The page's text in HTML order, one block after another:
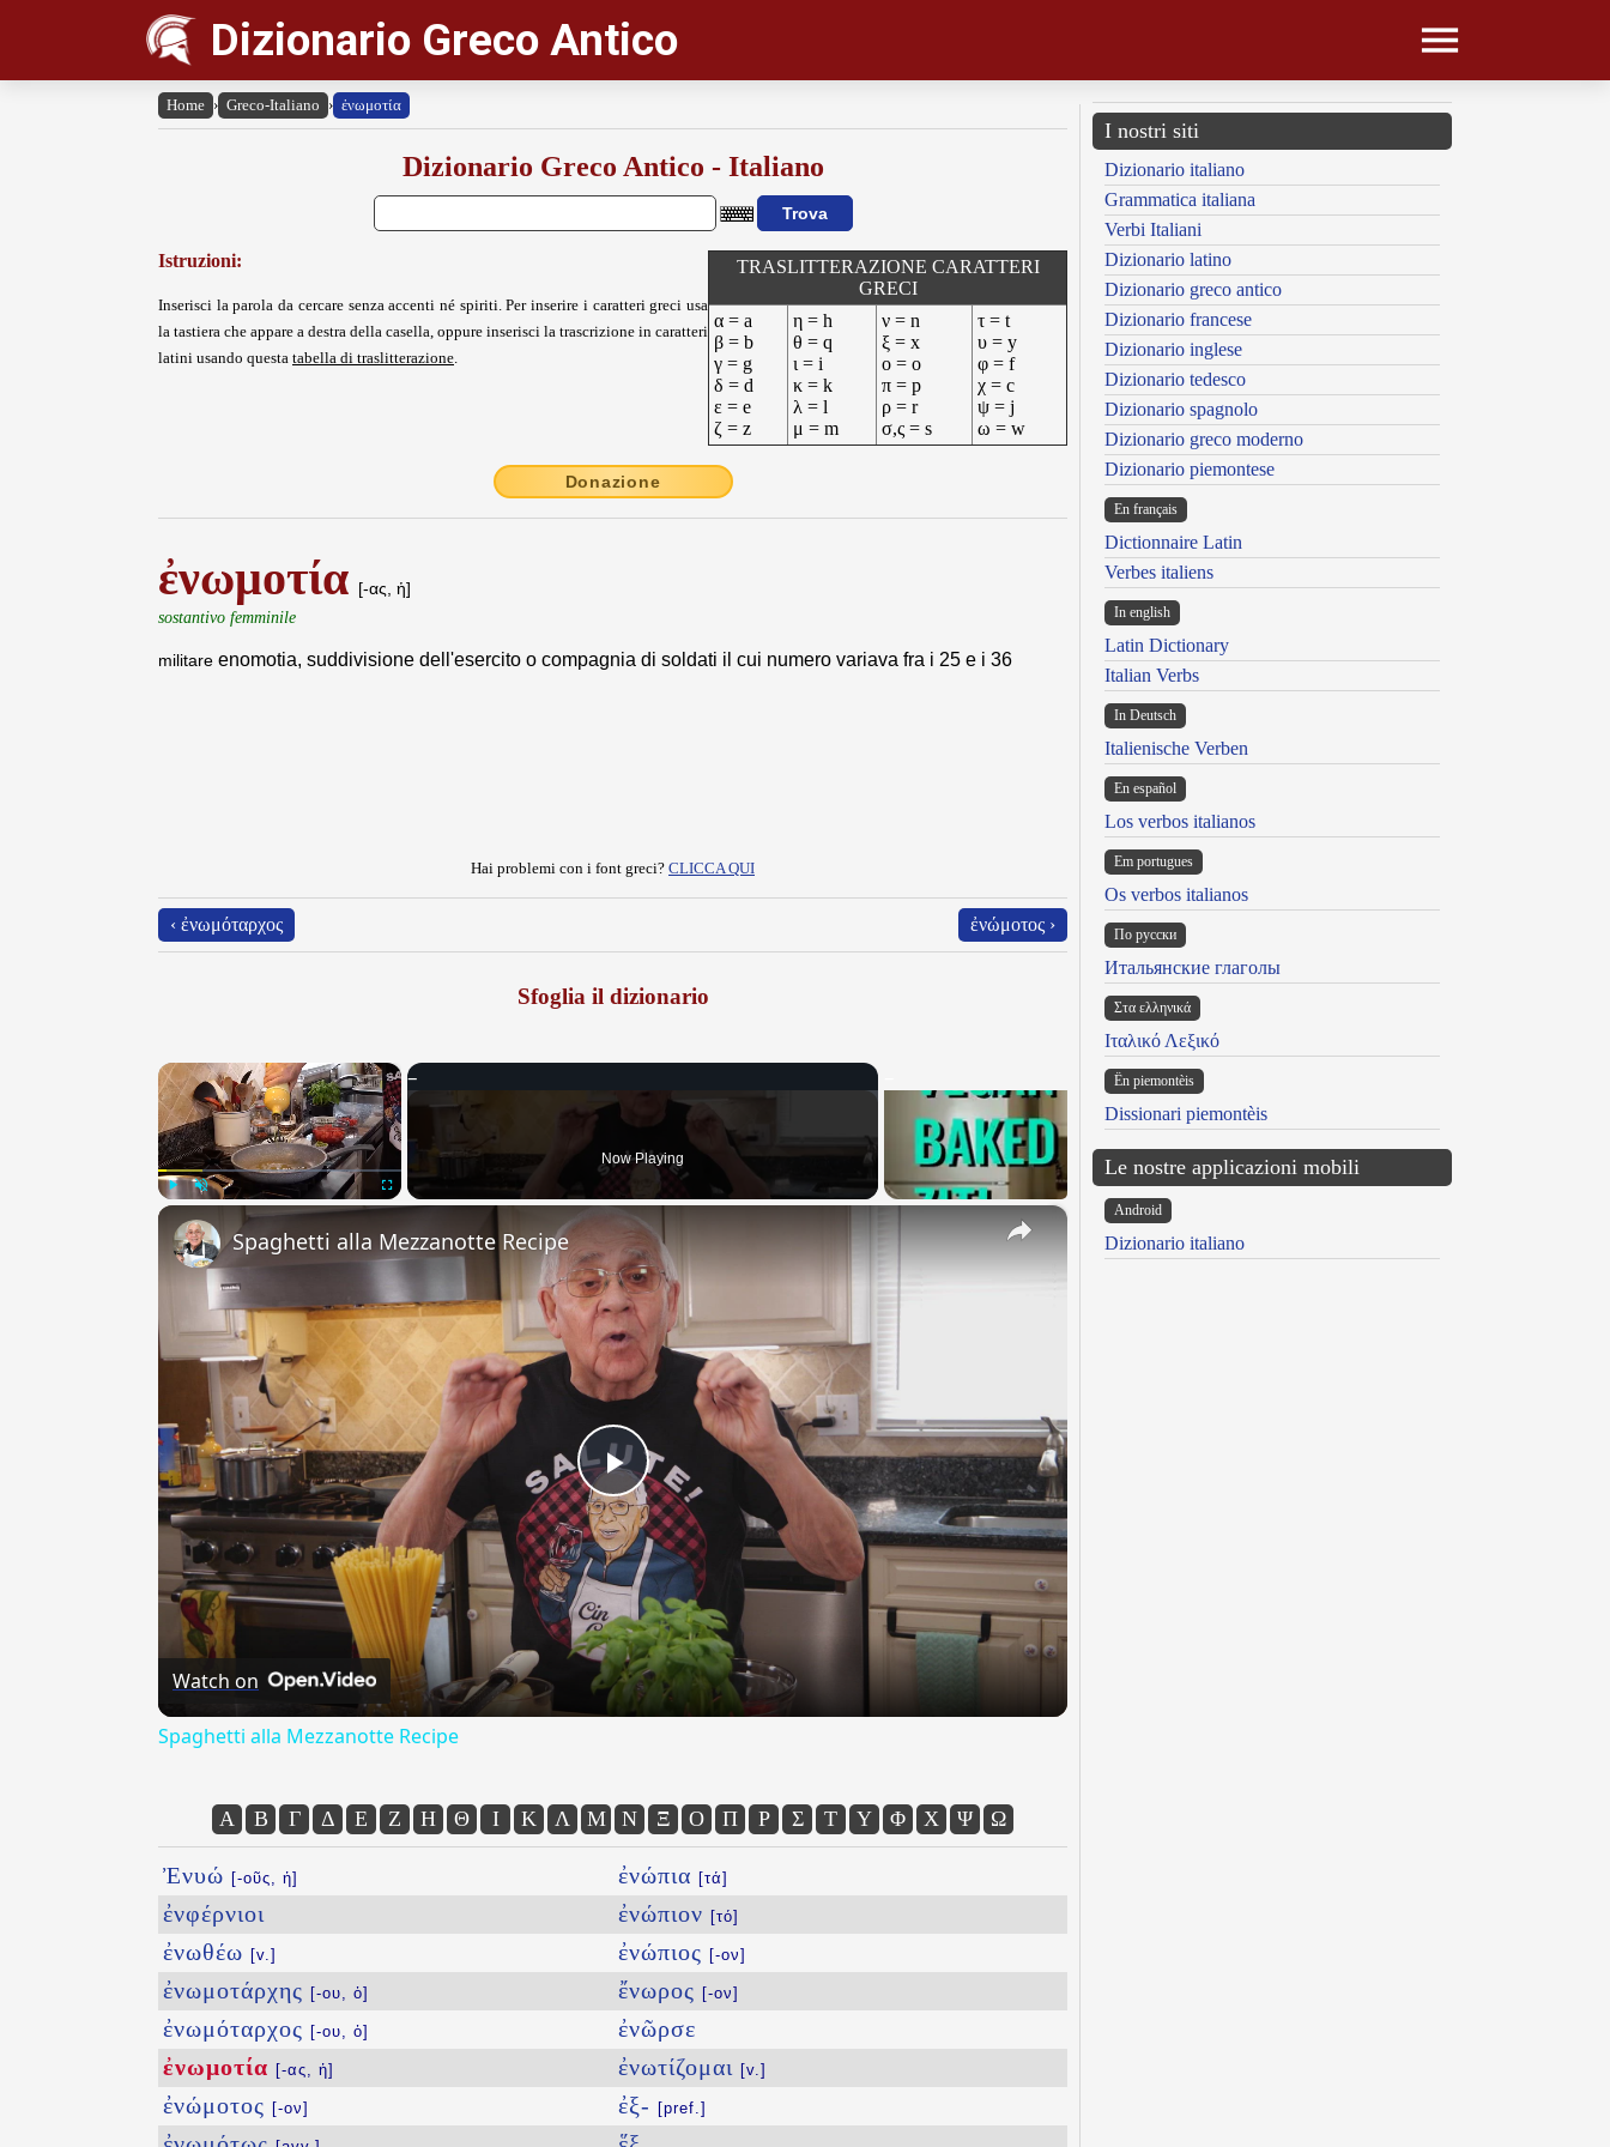
Dizionario Greco Antico
Home › Greco-Italiano › ἐνωμοτία
Dizionario Greco Antico - Italiano
Istruzioni:
Inserisci la parola da cercare senza accenti né spiriti. Per inserire i caratteri greci usa
la tastiera che appare a destra della casella, oppure inserisci la trascrizione in caratteri
latini usando questa tabella di traslitterazione.
TRASLITTERAZIONE CARATTERI
GRECI
α = a
β = b
γ = g
δ = d
ε = e
ζ = z
η = h
θ = q
ι = i
κ = k
λ = l
μ = m
ν = n
ξ = x
ο = o
π = p
ρ = r
σ,ς = s
τ = t
υ = y
φ = f
χ = c
ψ = j
ω = w
Donazione
ἐνωμοτία [-ας, ἡ]
sostantivo femminile
militare enomotia, suddivisione dell'esercito o compagnia di soldati il cui numero variava fra i 25 e i 36
Hai problemi con i font greci? CLICCA QUI
‹ ἐνωμόταρχος ἐνώμοτος ›
Sfoglia il dizionario
×
Fullscreen
Now Playing
×
Play
Video
Spaghetti alla Mezzanotte Recipe
Watch on
Spaghetti alla Mezzanotte Recipe
Α Β Γ Δ Ε Ζ Η Θ Ι Κ Λ Μ Ν Ξ Ο Π Ρ Σ Τ Υ Φ Χ Ψ Ω
Ἐνυώ [-οῦς, ἡ]
ἐνφέρνιοι
ἐνωθέω [v.]
ἐνωμοτάρχης [-ου, ὁ]
ἐνωμόταρχος [-ου, ὁ]
ἐνωμοτία [-ας, ἡ]
ἐνώμοτος [-ον]
ἐνώπια [τά]
ἐνώπιον [τό]
ἐνώπιος [-ον]
ἔνωρος [-ον]
ἐνῶρσε
ἐνωτίζομαι
[v.]
ἐξ- [pref.]
I nostri siti
Dizionario italiano
Grammatica italiana
Verbi Italiani
Dizionario latino
Dizionario greco antico
Dizionario francese
Dizionario inglese
Dizionario tedesco
Dizionario spagnolo
Dizionario greco moderno
Dizionario piemontese
En français
Dictionnaire Latin
Verbes italiens
In english
Latin Dictionary
Italian Verbs
In Deutsch
Italienische Verben
En español
Los verbos italianos
Em portugues
Os verbos italianos
По русски
Итальянские глаголы
Στα ελληνικά
Ιταλικό Λεξικό
Ën piemontèis
Dissionari piemontèis
Le nostre applicazioni mobili
Android
Dizionario italiano